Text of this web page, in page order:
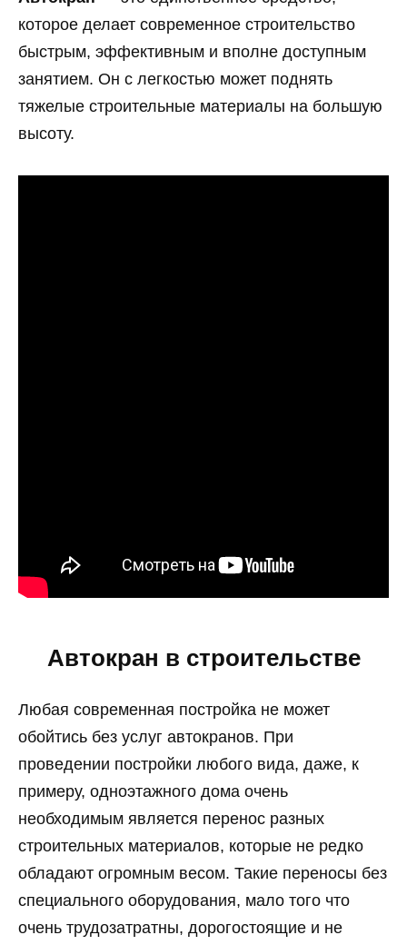
которое делает современное строительство
быстрым, эффективным и вполне доступным
занятием. Он с легкостью может поднять
тяжелые строительные материалы на большую
высоту.
Автокран в строительстве
Любая современная постройка не может
обойтись без услуг автокранов. При
проведении постройки любого вида, даже, к
примеру, одноэтажного дома очень
необходимым является перенос разных
строительных материалов, которые не редко
обладают огромным весом. Такие переносы без
специального оборудования, мало того что
очень трудозатратны, дорогостоящие и не